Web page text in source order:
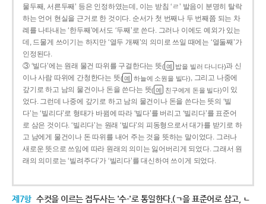
물두째, 서른두째’ 등은 인정하였는데, 이는 받침 ‘ㄹ’ 발음이 분명히 탈락
하는 언어 현실을 근거로 한 것이다. 순서가 첫 번째나 두 번째쯤 되는 차
례를 나타내는 ‘한두째’에서도 ‘두째’로 쓴다. 그러나 이에도 예외가 있는
데, 드물게 쓰이기는 하지만 ‘열두 개째’의 의미로 쓰일 때에는 ‘열둘째’가
인정된다.
③ ‘빌다’에는 원래 물건 따위를 구걸한다는 뜻( 예 밥을 빌러 다니다)과 신
이나 사람 따위에 간청한다는 뜻( 예 하늘에 소원을 빌다), 그리고 나중에
갚기로 하고 남의 물건이나 돈을 쓴다는 뜻( 예 친구에게 돈을 빌다)이 있
었다. 그런데 나중에 갚기로 하고 남의 물건이나 돈을 쓴다는 뜻의 ‘빌
다’는 ‘빌리다’로 형태가 바뀜에 따라 ‘빌다’를 버리고 ‘빌리다’를 표준어
로 삼은 것이다. ‘빌리다’는 원래 ‘빌다’의 피동형으로서 대가를 받기로 하
고 남에게 물건이나 돈 따위를 내어 주는 것을 뜻하는 말이었다. 그러나
새로운 뜻으로 쓰임에 따라 원래의 의미는 잃어버리게 되었다. 그래서 원
래의 의미로는 ‘빌려주다’가 ‘빌리다’를 대신하여 쓰이게 되었다.
제7항 수컷을 이르는 접두사는 '수-'로 통일한다.(ㄱ을 표준어로 삼고, ㄴ